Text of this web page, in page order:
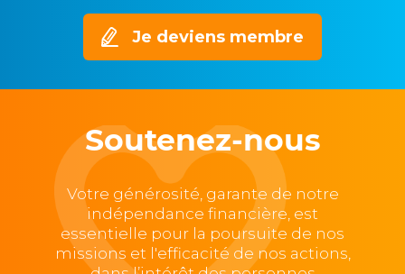
Je deviens membre
Soutenez-nous
Votre générosité, garante de notre
indépendance financière, est
essentielle pour la poursuite de nos
missions et l'efficacité de nos actions,